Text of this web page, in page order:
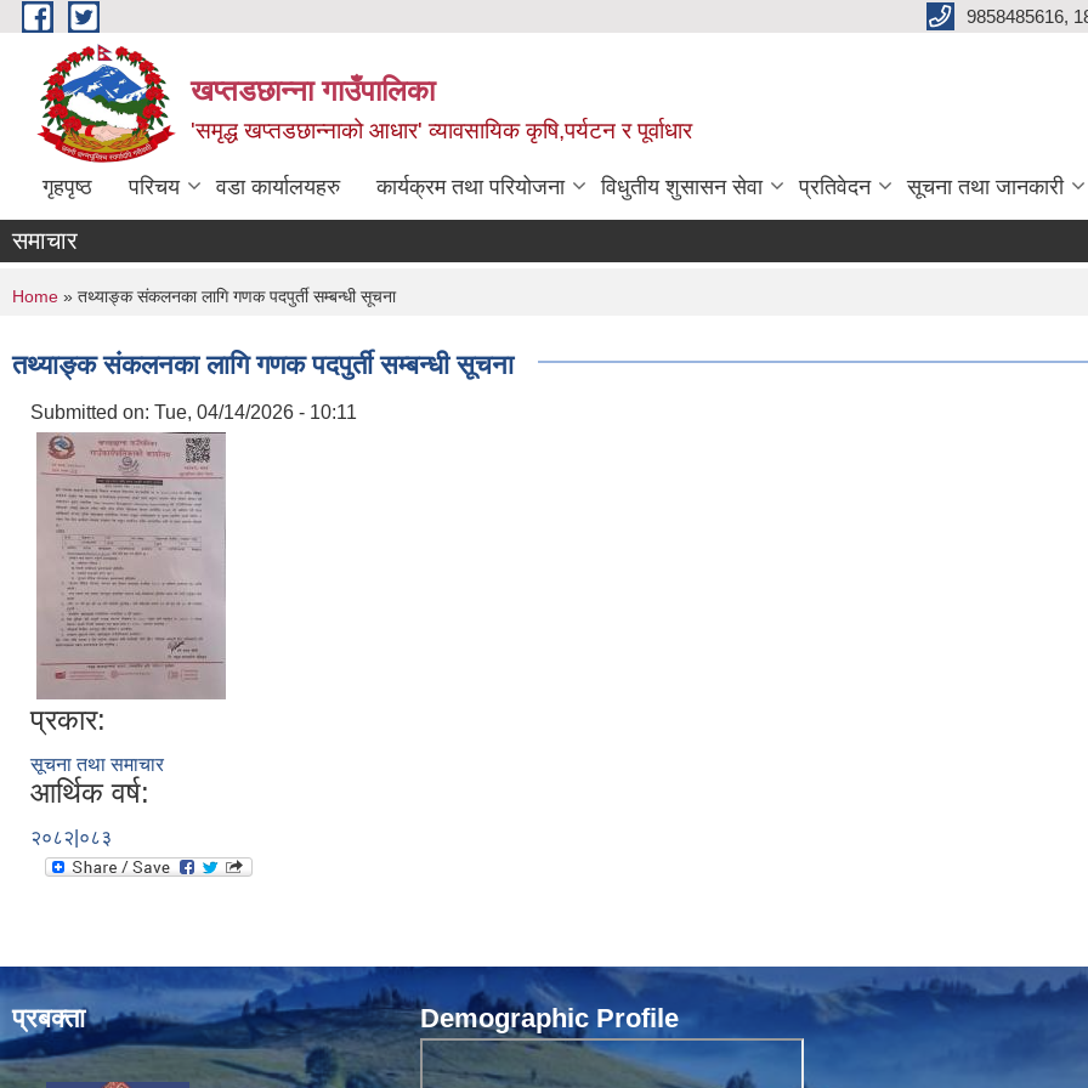
Skip to main content 9858485616,
खप्तडछान्ना गाउँपालिका
'समृद्ध खप्तडछान्नाको आधार' व्यावसायिक कृषि,पर्यटन र पूर्वाधार
गृहपृष्ठ परिचय वडा कार्यालयहरु कार्यक्रम तथा परियोजना विधुतीय शुसासन सेवा प्रतिवेदन सूचना तथा जानकारी
समाचार
You are here
Home » तथ्याङ्क संकलनका लागि गणक पदपुर्ती सम्बन्धी सूचना
तथ्याङ्क संकलनका लागि गणक पदपुर्ती सम्बन्धी सूचना
Submitted on: Tue, 04/14/2026 - 10:11
प्रकार:
सूचना तथा समाचार
आर्थिक वर्ष:
२०८२|०८३
प्रबक्ता Demographic Profile